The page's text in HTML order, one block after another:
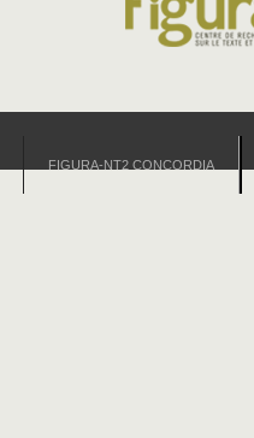
FIGURA-NT2 CONCORDIA